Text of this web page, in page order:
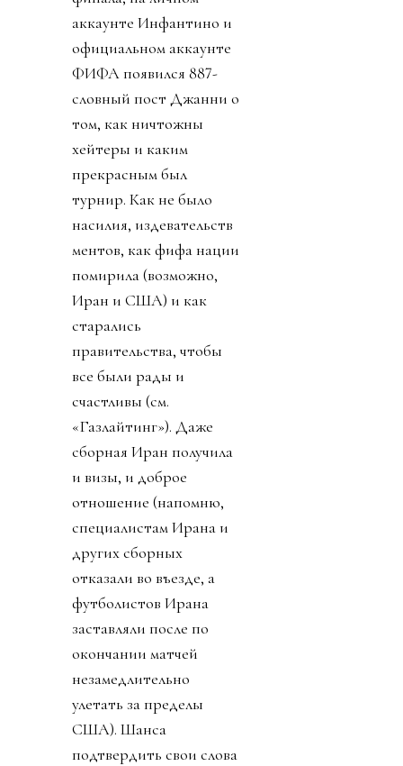
аккаунте Инфантино и
официальном аккаунте
ФИФА появился 887-
словный пост Джанни о
том, как ничтожны
хейтеры и каким
прекрасным был
турнир. Как не было
насилия, издевательств
ментов, как фифа нации
помирила (возможно,
Иран и США) и как
старались
правительства, чтобы
все были рады и
счастливы (см.
«Газлайтинг»). Даже
сборная Иран получила
и визы, и доброе
отношение (напомню,
специалистам Ирана и
других сборных
отказали во въезде, а
футболистов Ирана
заставляли после по
окончании матчей
незамедлительно
улетать за пределы
США). Шанса
подтвердить свои слова